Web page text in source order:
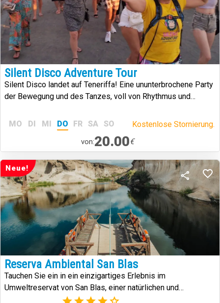
Silent Disco Adventure Tour
Silent Disco landet auf Teneriffa! Eine ununterbrochene Party
der Bewegung und des Tanzes, voll von Rhythmus und
MO
DI MI DO FR SA SO Kostenlose Stornierung.
von:20.00€
Neue!
Reserva Ambiental San Blas
Tauchen Sie ein in ein einzigartiges Erlebnis im
Umweltreservat von San Blas, einer natürlichen und
kulturellen Enklave im Süden Teneriffas, die Geschichte,
(2)